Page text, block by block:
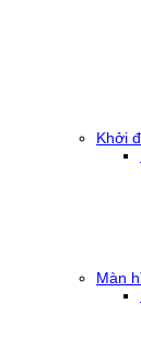
Khởi
Màn